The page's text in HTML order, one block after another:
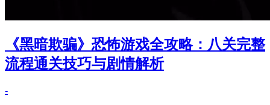
《黑暗欺骗》恐怖游戏全攻略：八关完整
流程通关技巧与剧情解析
-